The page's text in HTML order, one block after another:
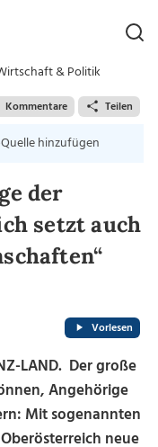
& Politik
Kommentare Teilen
hinzufügen
der
setzt auch
Vorlesen
LAND. Der große
Angehörige
Mit sogenannten
neue